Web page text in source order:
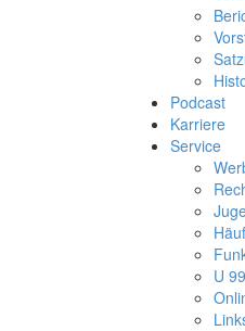
Podcast
Karriere
Service
U